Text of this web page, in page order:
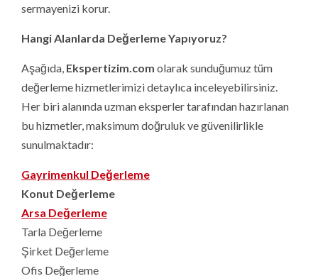
sermayenizi korur.
Hangi Alanlarda Değerleme Yapıyoruz?
Aşağıda, Ekspertizim.com olarak sunduğumuz tüm
değerleme hizmetlerimizi detaylıca inceleyebilirsiniz.
Her biri alanında uzman eksperler tarafından hazırlanan
bu hizmetler, maksimum doğruluk ve güvenilirlikle
sunulmaktadır:
Gayrimenkul Değerleme
Konut Değerleme
Arsa Değerleme
Tarla Değerleme
Şirket Değerleme
Ofis Değerleme